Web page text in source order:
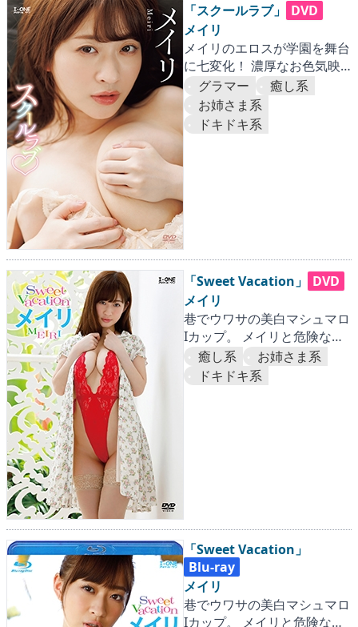
「スクールラブ」
DVD
メイリ
メイリのエロスが学園を舞台
に七変化！ 濃厚なお色気映
像にグラビア界は今年一のヒ
ートアップ!!
グラマー
癒し系
お姉さま系
ドキドキ系
「Sweet Vacation」
DVD
メイリ
巷でウワサの美白マシュマロ
Iカップ。 メイリと危険なア
バンチュールはいかが？
癒し系
お姉さま系
ドキドキ系
「Sweet Vacation」
Blu-ray
メイリ
巷でウワサの美白マシュマロ
Iカップ。 メイリと危険なア